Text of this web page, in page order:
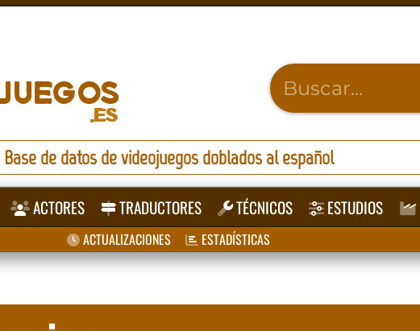
Base de datos de videojuegos doblados al español
ACTORES TRADUCTORES TÉCNICOS ESTUDIOS
ACTUALIZACIONES ESTADÍSTICAS